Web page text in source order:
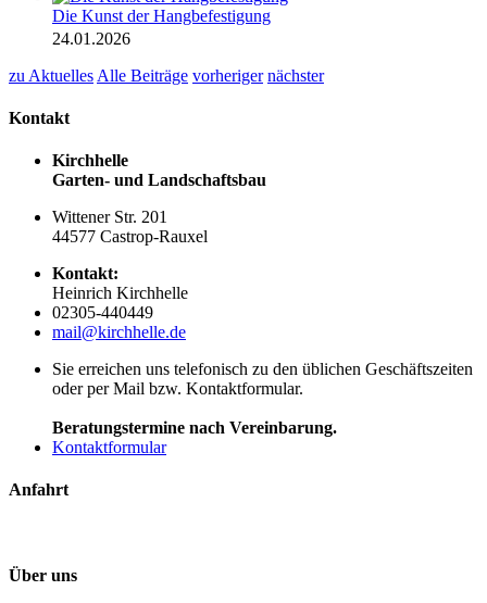
Die Kunst der Hangbefestigung
24.01.2026
zu Aktuelles Alle Beiträge vorheriger nächster
Kontakt
Kirchhelle
Garten- und Landschaftsbau
Wittener Str. 201
44577 Castrop-Rauxel
Kontakt:
Heinrich Kirchhelle
02305-440449
mail@kirchhelle.de
Sie erreichen uns telefonisch zu den üblichen Geschäftszeiten
oder per Mail bzw. Kontaktformular.
Beratungstermine nach Vereinbarung.
Kontaktformular
Anfahrt
Über uns